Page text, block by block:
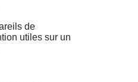
de
utiles sur un